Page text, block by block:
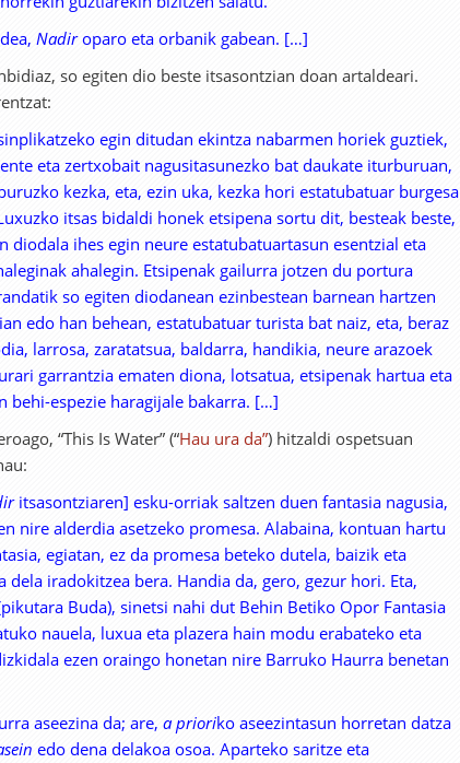
Nadiroparo eta orbanik gabean. […]
so egiten dio beste itsasontzian doan artaldeari.
egin ditudan ekintza nabarmen horiek guztiek,
eta zertxobait nagusitasunezko bat daukate iturburuan,
kezka, eta, ezin uka, kezka hori estatubatuar burgesa
itsas bidaldi honek etsipena sortu dit, besteak beste,
diodala ihes egin neure estatubatuartasun esentzial eta
ahalegin. Etsipenak gailurra jotzen du portura
so egiten diodanean ezinbestean barnean hartzen
edo han behean, estatubatuar turista bat naiz, eta, beraz
larrosa, zaratatsua, baldarra, handikia, neure arazoek
garrantzia ematen diona, lotsatua, etsipenak hartua eta
behi-espezie haragijale bakarra. […]
“This Is Water” (“Hau ura da”) hitzaldi ospetsuan
itsasontziaren] esku-orriak saltzen duen fantasia nagusia,
nire alderdia asetzeko promesa. Alabaina, kontuan hartu
egiatan, ez da promesa beteko dutela, baizik eta
dela iradokitzea bera. Handia da, gero, gezur hori. Eta,
Buda), sinetsi nahi dut Behin Betiko Opor Fantasia
nauela, luxua eta plazera hain modu erabateko eta
ezen oraingo honetan nire Barruko Haurra benetan
aseezina da; are, a prioriko aseezintasun horretan datza
edo dena delakoa osoa. Aparteko saritze eta